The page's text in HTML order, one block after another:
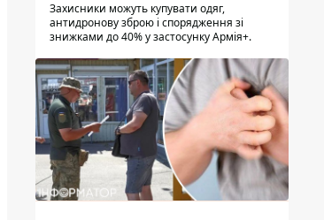
Захисники можуть купувати одяг,
антидронову зброю і спорядження зі
знижками до 40% у застосунку Армія+.